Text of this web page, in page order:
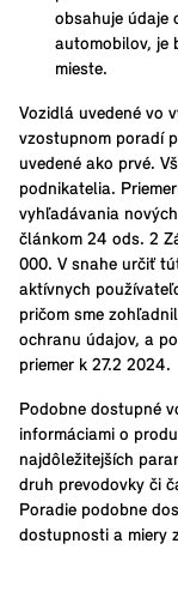
obsahuje údaje
automobilov, je
mieste.
Vozidlá uvedené vo
vzostupnom poradí
uvedené ako prvé.
podnikatelia.
vyhľadávania
článkom 24 ods. 2
000. V snahe určiť
aktívnych
pričom sme
ochranu údajov, a
priemer k 27.2 2024.
Podobne dostupné
informáciami o
najdôležitejších
druh prevodovky či
Poradie podobne
dostupnosti a miery